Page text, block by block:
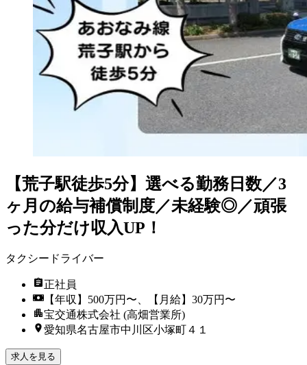
【荒子駅徒歩5分】選べる勤務日数／3
ヶ月の給与補償制度／未経験◎／頑張
った分だけ収入UP！
タクシードライバー
正社員
【年収】500万円〜、【月給】30万円〜
宝交通株式会社 (高畑営業所)
愛知県名古屋市中川区小塚町４１
求人を見る